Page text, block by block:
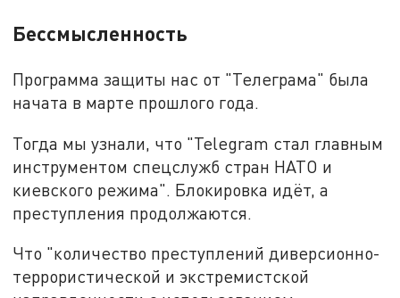
Бессмысленность
Программа защиты нас от "Телеграма" была
начата в марте прошлого года.
Тогда мы узнали, что "Telegram стал главным
инструментом спецслужб стран НАТО и
киевского режима". Блокировка идёт, а
преступления продолжаются.
Что "количество преступлений диверсионно-
террористической и экстремистской